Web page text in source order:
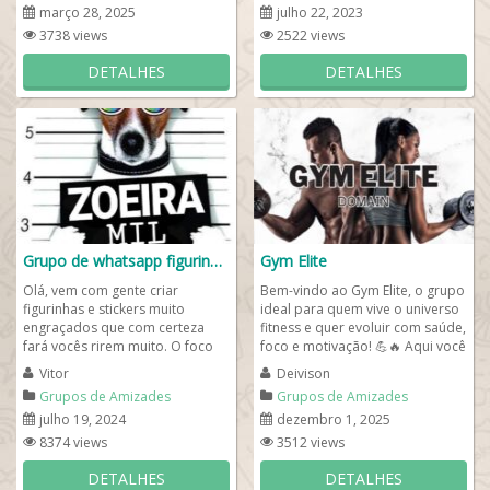
março 28, 2025
3738 views
DETALHES
julho 22, 2023
2522 views
DETALHES
Grupo de whatsapp figurinhas
Olá, vem com gente criar
figurinhas e stickers muito
engraçados que com certeza
fará vocês rirem muito. O foco
deste grupo é fazer novas
amizades e trocar...
Vitor
Grupos de Amizades
julho 19, 2024
8374 views
DETALHES
Gym Elite
Bem-vindo ao Gym Elite, o grupo
ideal para quem vive o universo
fitness e quer evoluir com saúde,
foco e motivação! 💪🔥 Aqui você
encontra um espaço...
Deivison
Grupos de Amizades
dezembro 1, 2025
3512 views
DETALHES